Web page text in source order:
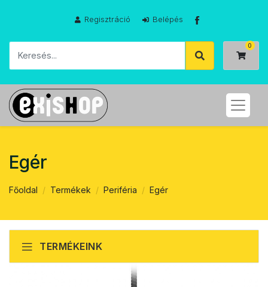
Regisztráció Belépés
Egér
Főoldal Termékek Periféria Egér
TERMÉKEINK